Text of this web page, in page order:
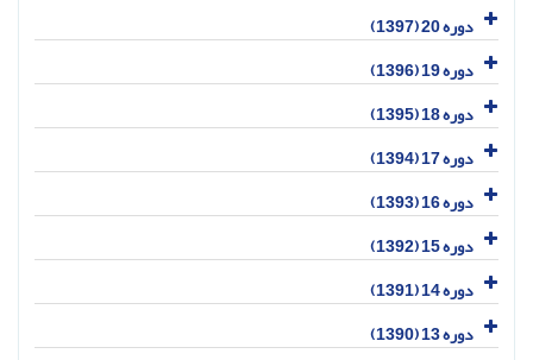
دوره 20 (1397)
دوره 19 (1396)
دوره 18 (1395)
دوره 17 (1394)
دوره 16 (1393)
دوره 15 (1392)
دوره 14 (1391)
دوره 13 (1390)